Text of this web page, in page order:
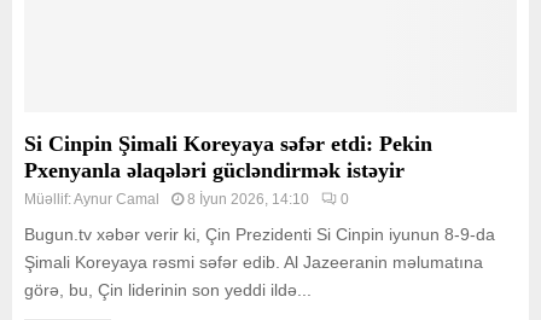
Si Cinpin Şimali Koreyaya səfər etdi: Pekin
Pxenyanla əlaqələri gücləndirmək istəyir
Müəllif:Aynur Camal 8 İyun 2026, 14:10 0
Bugun.tv xəbər verir ki, Çin Prezidenti Si Cinpin iyunun 8-9-da
Şimali Koreyaya rəsmi səfər edib. Al Jazeeranin məlumatına
görə, bu, Çin liderinin son yeddi ildə...